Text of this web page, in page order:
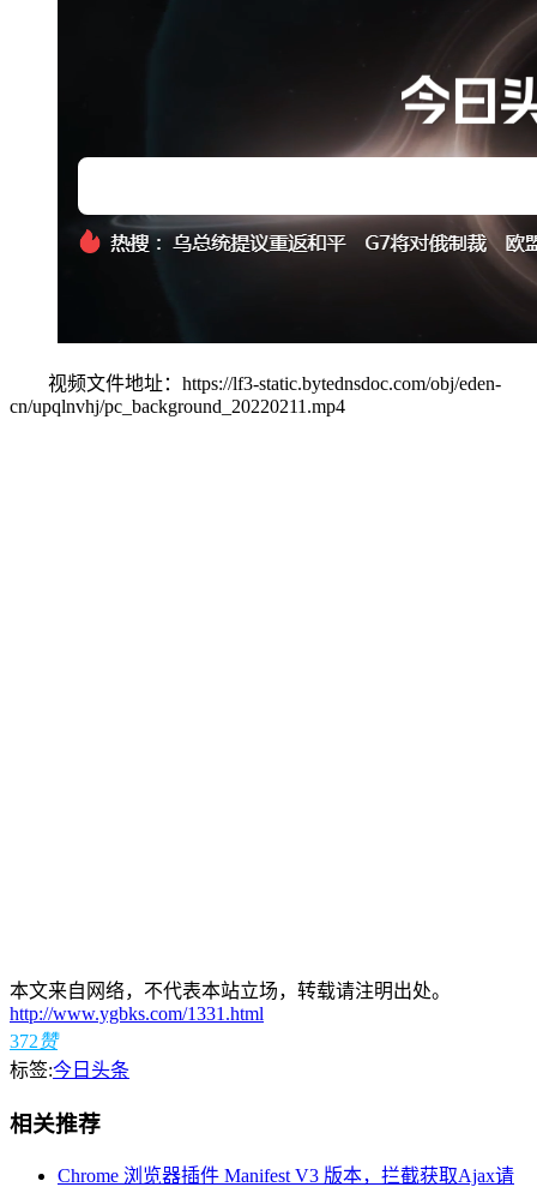
视频文件地址：https://lf3-static.bytednsdoc.com/obj/eden-
cn/upqlnvhj/pc_background_20220211.mp4
本文来自网络，不代表本站立场，转载请注明出处。
http://www.ygbks.com/1331.html
372赞
标签:今日头条
相关推荐
Chrome 浏览器插件 Manifest V3 版本，拦截获取Ajax请